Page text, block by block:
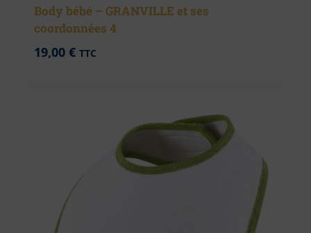
Body bébé – GRANVILLE et ses
coordonnées 4
19,00 € TTC